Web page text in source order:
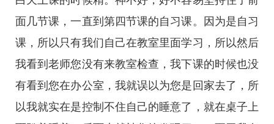
面几节课，一直到第四节课的自习课。因为是自习
课，所以只有我们自己在教室里面学习，所以然后
我看到老师您没有来教室检查，我下课的时候也没
有看到您在办公室，我就误以为您是回家去了，所
以我就实在是控制不住自己的睡意了，就在桌子上